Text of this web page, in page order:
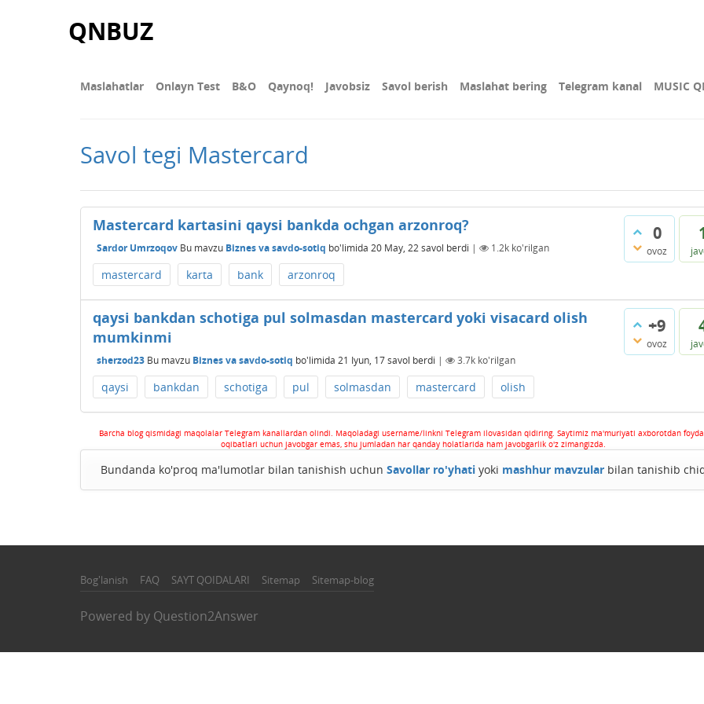
QNBUZ
Maslahatlar Onlayn Test В&О Qaynoq! Javobsiz Savol berish Maslahat bering Telegram kanal MUSIC
Savol tegi Mastercard
0
ovoz
Mastercard kartasini qaysi bankda ochgan arzonroq?
Sardor Umrzoqov Bu mavzu Biznes va savdo-sotiq bo'limida 20 May, 22savol berdi | 1.2k ko'rilgan
mastercard karta bank arzonroq
+9
ovoz
qaysi bankdan schotiga pul solmasdan mastercard yoki visacard olish
mumkinmi
sherzod23 Bu mavzu Biznes va savdo-sotiq bo'limida 21 Iyun, 17savol berdi | 3.7k ko'rilgan
qaysi bankdan schotiga pul solmasdan mastercard olish
Barcha blog qismidagi maqolalar Telegram kanallardan olindi. Maqoladagi username/linkni Telegram ilovasidan qidiring. Saytimiz ma'muriyati axborotdan
oqibatlari uchun javobgar emas, shu jumladan har qanday holatlarida ham javobgarlik o'z zimangizda.
Bundanda ko'proq ma'lumotlar bilan tanishish uchun Savollar ro'yhatiyoki mashhur mavzularbilan tanishib
Bog'lanish FAQ SAYT QOIDALARI Sitemap Sitemap-blog
Powered by Question2Answer